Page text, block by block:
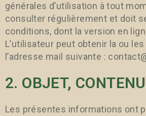
générales d’utilisation à tout
consulter régulièrement et doit
conditions, dont la version en
L’utilisateur peut obtenir la ou
l’adresse mail suivante :
2. OBJET,
Les présentes informations ont